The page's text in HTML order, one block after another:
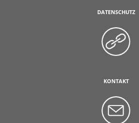
DATENSCHUTZ
KONTAKT